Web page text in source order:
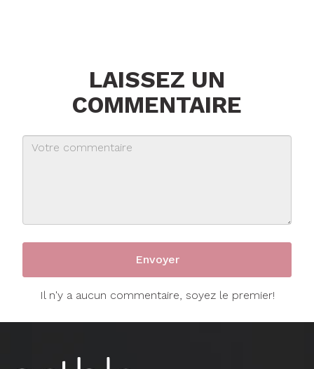
LAISSEZ UN
COMMENTAIRE
Il n'y a aucun commentaire, soyez le premier!